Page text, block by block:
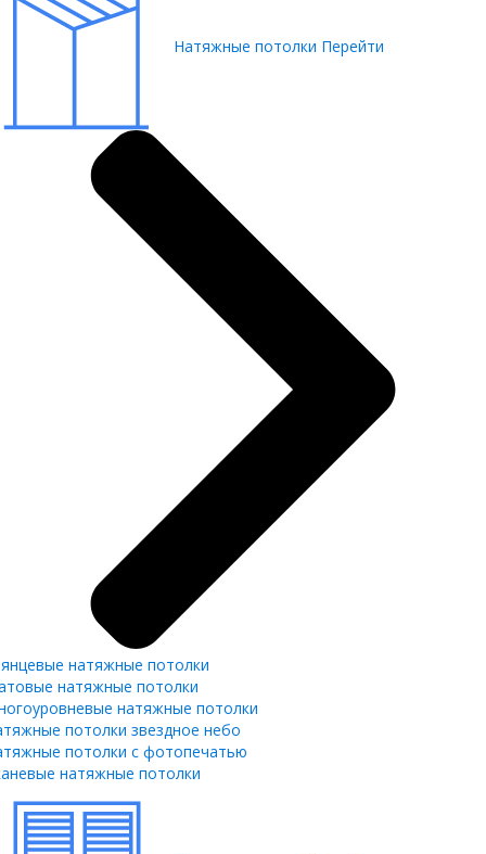
Натяжные потолки Перейти
натяжные потолки
натяжные потолки
натяжные потолки
потолки звездное небо
потолки с фотопечатью
натяжные потолки